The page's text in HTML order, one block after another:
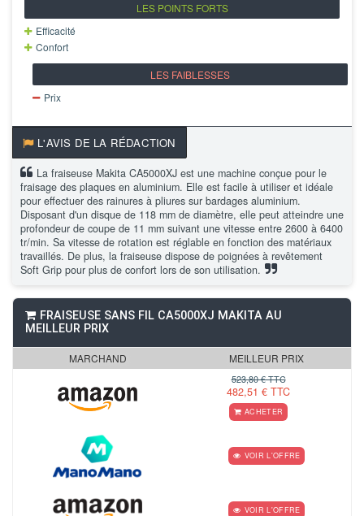
LES POINTS FORTS
Efficacité
Confort
LES FAIBLESSES
Prix
L'AVIS DE LA RÉDACTION
La fraiseuse Makita CA5000XJ est une machine conçue pour le
fraisage des plaques en aluminium. Elle est facile à utiliser et idéale
pour effectuer des rainures à pliures sur bardages aluminium.
Disposant d'un disque de 118 mm de diamètre, elle peut atteindre une
profondeur de coupe de 11 mm suivant une vitesse entre 2600 à 6400
tr/min. Sa vitesse de rotation est réglable en fonction des matériaux
travaillés. De plus, la fraiseuse dispose de poignées à revêtement
Soft Grip pour plus de confort lors de son utilisation.
FRAISEUSE SANS FIL CA5000XJ MAKITA AU
MEILLEUR PRIX
MARCHAND MEILLEUR PRIX
523,80 € TTC
482,51 € TTC
ACHETER
VOIR L'OFFRE
VOIR L'OFFRE